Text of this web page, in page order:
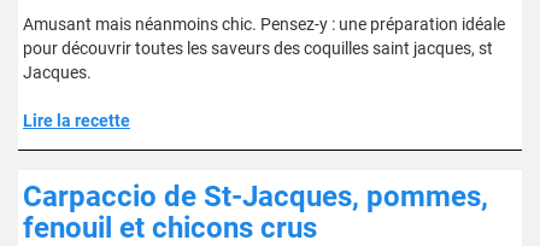
Amusant mais néanmoins chic. Pensez-y : une préparation idéale
pour découvrir toutes les saveurs des coquilles saint jacques, st
Jacques.
Lire la recette
Carpaccio de St-Jacques, pommes,
fenouil et chicons crus